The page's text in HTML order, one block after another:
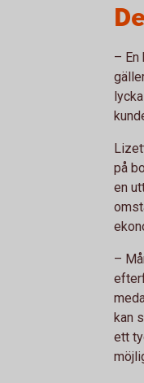
– En
på
en
–
kan
ett